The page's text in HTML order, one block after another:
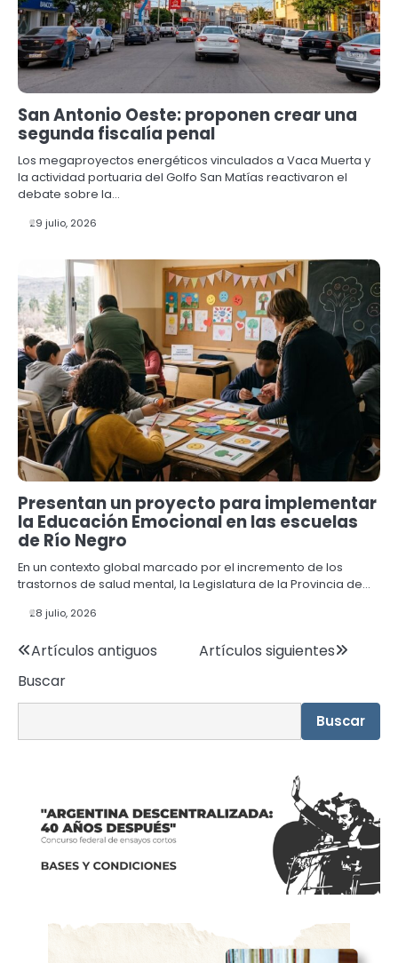
San Antonio Oeste: proponen crear una
segunda fiscalía penal
Los megaproyectos energéticos vinculados a Vaca Muerta y
la actividad portuaria del Golfo San Matías reactivaron el
debate sobre la…
29 julio, 2026
Presentan un proyecto para implementar
la Educación Emocional en las escuelas
de Río Negro
En un contexto global marcado por el incremento de los
trastornos de salud mental, la Legislatura de la Provincia de…
28 julio, 2026
Navegación
de
Artículos antiguos
Artículos siguientes
Buscar
Buscar